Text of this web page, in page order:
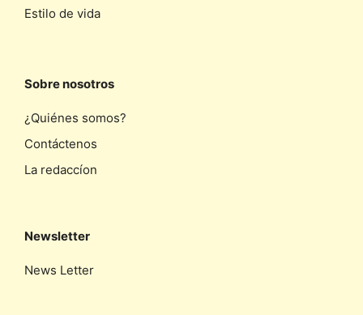
Estilo de vida
Sobre nosotros
¿Quiénes somos?
Contáctenos
La redaccíon
Newsletter
News Letter